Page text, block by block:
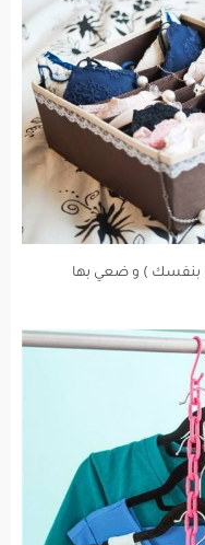
بنفسك ) و ضعي بها